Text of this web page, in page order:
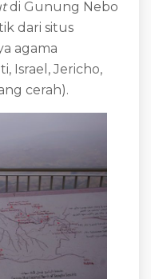
di Gunung Nebo
dari situs
agama
Israel, Jericho,
cerah).